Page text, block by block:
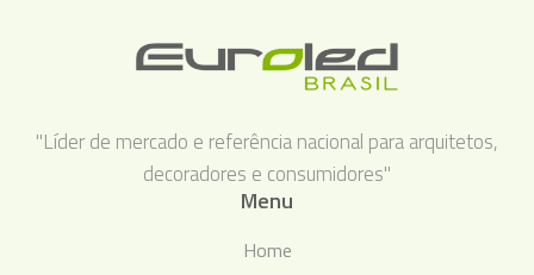
"Líder de mercado e referência nacional para arquitetos,
decoradores e consumidores"
Menu
Home